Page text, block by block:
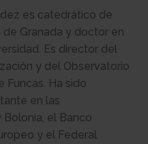
es catedrático de
Granada y doctor en
Es director del
y del Observatorio
Funcas. Ha sido
en las
el Banco
y el Federal